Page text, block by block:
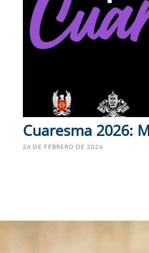
Cuaresma 2026:
26 DE FEBRERO DE 2026